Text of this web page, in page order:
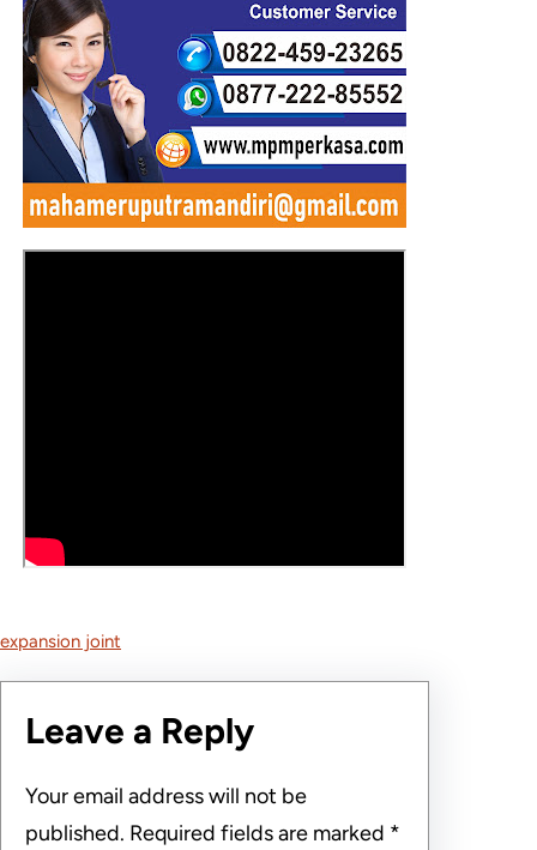
expansion joint
Leave a Reply
Your email address will not be
published. Required fields are marked *